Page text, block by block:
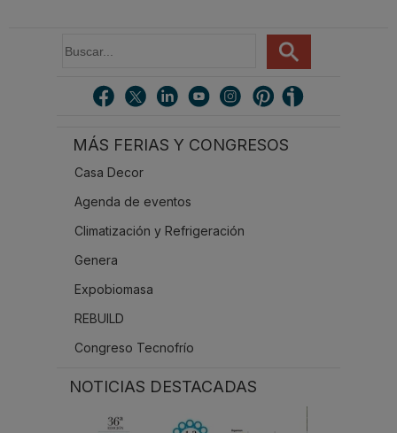
u
MÁS FERIAS Y CONGRESOS
Casa Decor
Agenda de eventos
Climatización y Refrigeración
Genera
Expobiomasa
REBUILD
Congreso Tecnofrío
NOTICIAS DESTACADAS